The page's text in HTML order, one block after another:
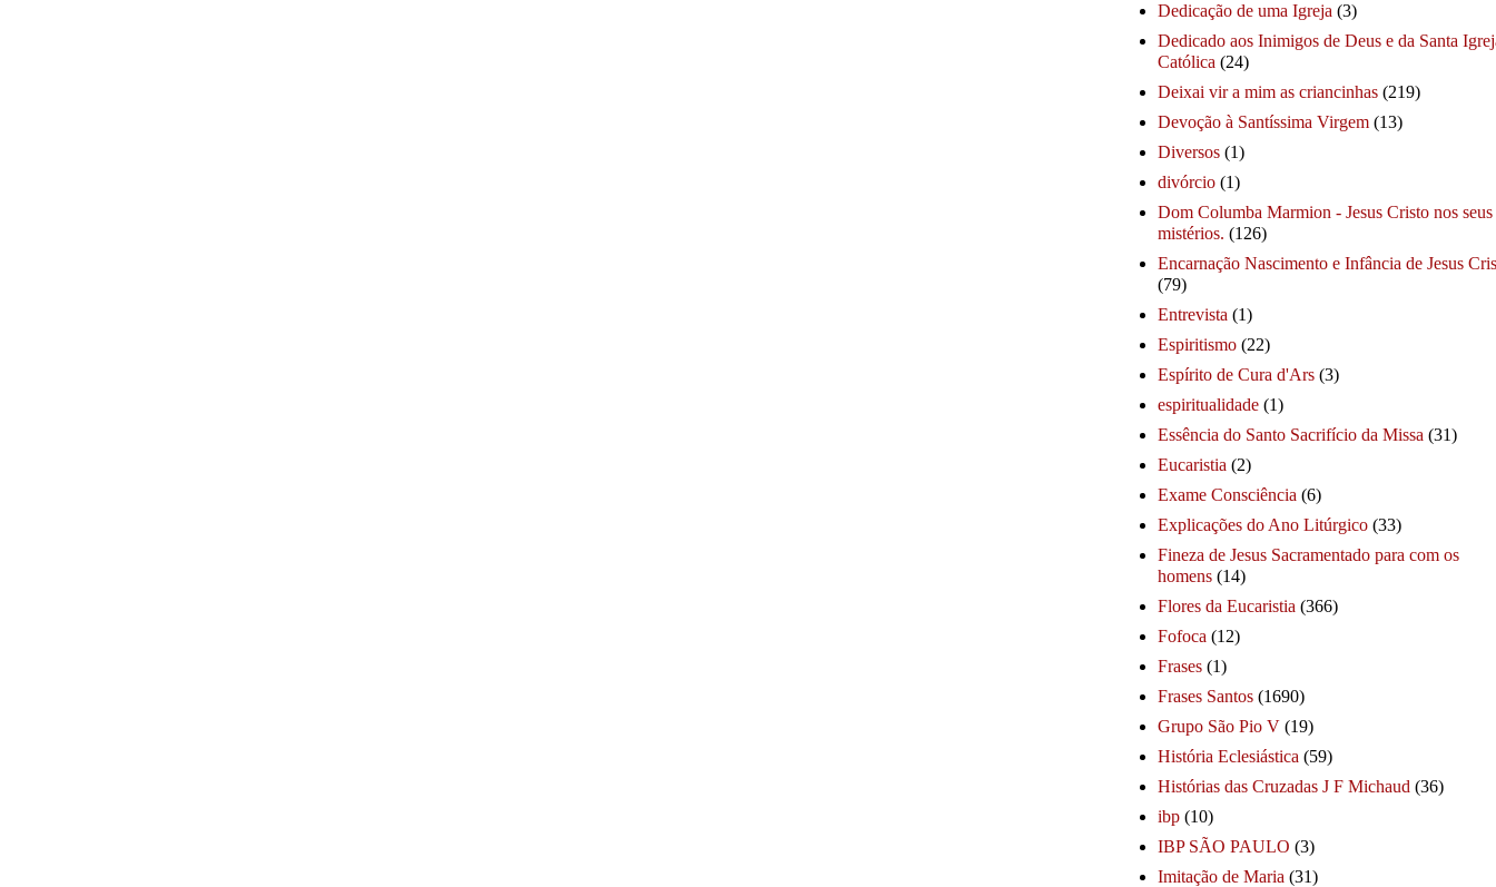
Dedicação de uma Igreja (3)
Dedicado aos Inimigos de Deus e da Santa
Católica (24)
Deixai vir a mim as criancinhas (219)
Devoção à Santíssima Virgem (13)
Diversos (1)
divórcio (1)
Dom Columba Marmion - Jesus Cristo nos seus
mistérios. (126)
Encarnação Nascimento e Infância de Jesus
(79)
Entrevista (1)
Espiritismo (22)
Espírito de Cura d'Ars (3)
espiritualidade (1)
Essência do Santo Sacrifício da Missa (31)
Eucaristia (2)
Exame Consciência (6)
Explicações do Ano Litúrgico (33)
Fineza de Jesus Sacramentado para com os
homens (14)
Flores da Eucaristia (366)
Fofoca (12)
Frases (1)
Frases Santos (1690)
Grupo São Pio V (19)
História Eclesiástica (59)
Histórias das Cruzadas J F Michaud (36)
ibp (10)
IBP SÃO PAULO (3)
Imitação de Maria (31)